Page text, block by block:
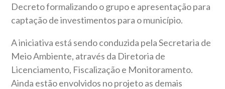
Decreto formalizando o grupo e apresentação para
captação de investimentos para o município.
A iniciativa está sendo conduzida pela Secretaria de
Meio Ambiente, através da Diretoria de
Licenciamento, Fiscalização e Monitoramento.
Ainda estão envolvidos no projeto as demais